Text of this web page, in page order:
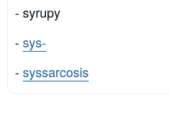
- syrupy
-sys-
-syssarcosis